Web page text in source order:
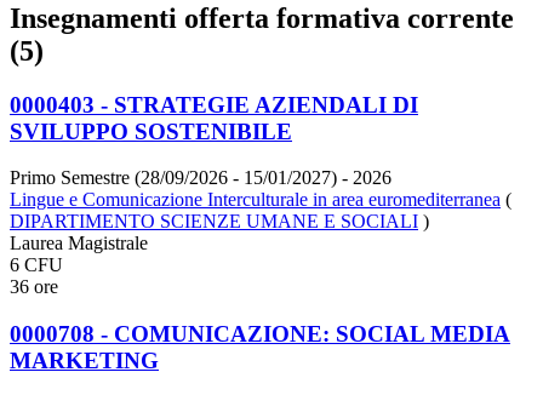
Insegnamenti offerta formativa corrente
(5)
0000403 - STRATEGIE AZIENDALI DI
SVILUPPO SOSTENIBILE
Primo Semestre (28/09/2026 - 15/01/2027) - 2026
Lingue e Comunicazione Interculturale in area euromediterranea (
DIPARTIMENTO SCIENZE UMANE E SOCIALI )
Laurea Magistrale
6 CFU
36 ore
0000708 - COMUNICAZIONE: SOCIAL MEDIA
MARKETING